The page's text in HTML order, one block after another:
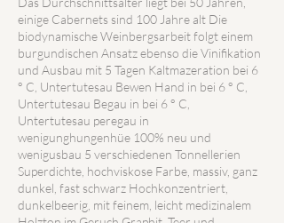
einige Cabernets sind 100 Jahre alt Die
biodynamische Weinbergsarbeit folgt einem
burgundischen Ansatz ebenso die Vinifikation
und Ausbau mit 5 Tagen Kaltmazeration bei 6
° C, Untertutesau Bewen Hand in bei 6 ° C,
Untertutesau Begau in bei 6 ° C,
Untertutesau peregau in
wenigunghungenhüe 100% neu und
wenigusbau 5 verschiedenen Tonnellerien
Superdichte, hochviskose Farbe, massiv, ganz
dunkel, fast schwarz Hochkonzentriert,
dunkelbeerig, mit feinem, leicht medizinalem